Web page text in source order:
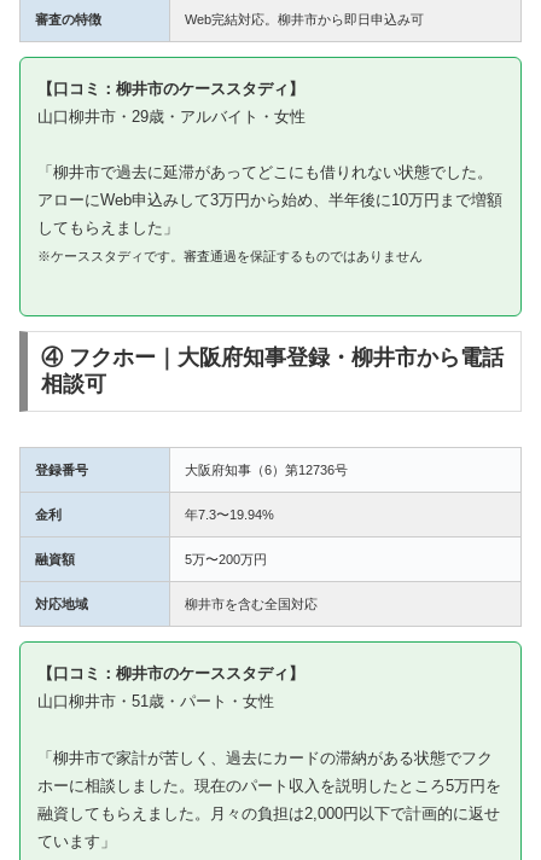
審査の特徴 Web完結対応。柳井市から即日申込み可
【口コミ：柳井市のケーススタディ】
山口柳井市・29歳・アルバイト・女性
「柳井市で過去に延滞があってどこにも借りれない状態でした。
アローにWeb申込みして3万円から始め、半年後に10万円まで増額
してもらえました」
※ケーススタディです。審査通過を保証するものではありません
④ フクホー｜大阪府知事登録・柳井市から電話
相談可
登録番号 大阪府知事（6）第12736号
金利 年7.3〜19.94%
融資額 5万〜200万円
対応地域 柳井市を含む全国対応
【口コミ：柳井市のケーススタディ】
山口柳井市・51歳・パート・女性
「柳井市で家計が苦しく、過去にカードの滞納がある状態でフク
ホーに相談しました。現在のパート収入を説明したところ5万円を
融資してもらえました。月々の負担は2,000円以下で計画的に返せ
ています」